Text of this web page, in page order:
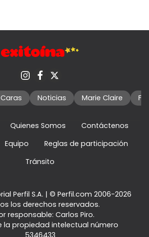
Caras Noticias Marie Claire
Quienes Somos
Contáctenos
Equipo
Reglas de participación
Tránsito
Perfil S.A. | © Perfil.com 2006-2026
los derechos reservados.
responsable: Carlos Piro.
la propiedad intelectual número